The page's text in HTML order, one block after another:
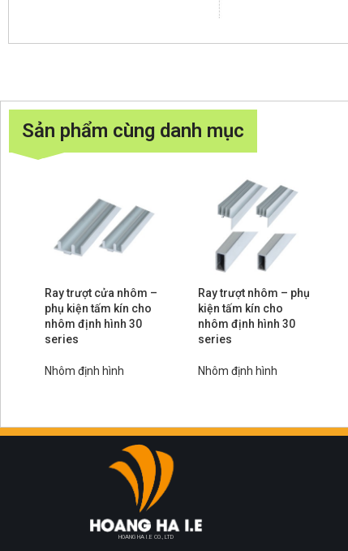
Sản phẩm cùng danh mục
Ray trượt cửa nhôm –
phụ kiện tấm kín cho
nhôm định hình 30
series
Nhôm định hình
Ray trượt nhôm – phụ
kiện tấm kín cho
nhôm định hình 30
series
Nhôm định hình
HOANG HA I.E CO., LTD